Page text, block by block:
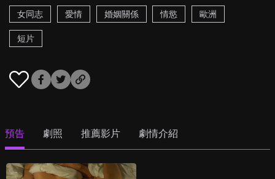
女同志
愛情 婚姻關係 情慾 歐洲
短片
預告 劇照 推薦影片 劇情介紹